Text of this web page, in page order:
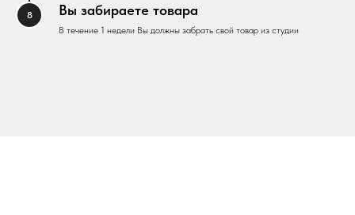
Вы забираете товара
В течение 1 недели Вы должны забрать свой товар из студии